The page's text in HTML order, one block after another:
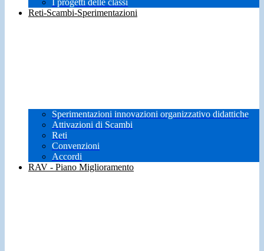
I progetti delle classi
Reti-Scambi-Sperimentazioni
Sperimentazioni innovazioni organizzativo didattiche
Attivazioni di Scambi
Reti
Convenzioni
Accordi
RAV - Piano Miglioramento